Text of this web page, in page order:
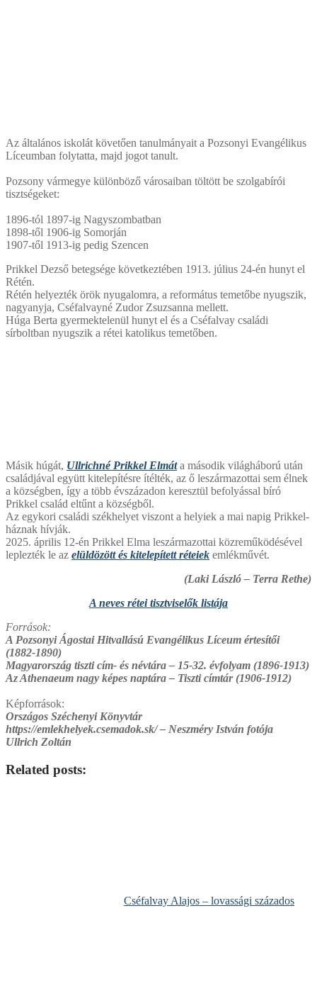
Az általános iskolát követően tanulmányait a Pozsonyi Evangélikus
Líceumban folytatta, majd jogot tanult.
Pozsony vármegye különböző városaiban töltött be szolgabírói
tisztségeket:
1896-tól 1897-ig Nagyszombatban
1898-től 1906-ig Somorján
1907-től 1913-ig pedig Szencen
Prikkel Dezső betegsége következtében 1913. július 24-én hunyt el
Rétén.
Rétén helyezték örök nyugalomra, a református temetőbe nyugszik,
nagyanyja, Cséfalvayné Zudor Zsuzsanna mellett.
Húga Berta gyermektelenül hunyt el és a Cséfalvay családi
sírboltban nyugszik a rétei katolikus temetőben.
Másik húgát, Ullrichné Prikkel Elmáta második világháború után
családjával együtt kitelepítésre ítélték, az ő leszármazottai sem élnek
a községben, így a több évszázadon keresztül befolyással bíró
Prikkel család eltűnt a községből.
Az egykori családi székhelyet viszont a helyiek a mai napig Prikkel-
háznak hívják.
2025. április 12-én Prikkel Elma leszármazottai közreműködésével
leplezték le az elüldözött és kitelepített réteiek emlékművét.
(Laki László – Terra Rethe)
A neves rétei tisztviselők listája
Források:
A Pozsonyi Ágostai Hitvallású Evangélikus Líceum értesítői
(1882-1890)
Magyarország tiszti cím- és névtára – 15-32. évfolyam (1896-1913)
Az Athenaeum nagy képes naptára – Tiszti címtár (1906-1912)
Képforrások:
Országos Széchenyi Könyvtár
https://emlekhelyek.csemadok.sk/ – Neszméry István fotója
Ullrich Zoltán
Related posts:
Cséfalvay Alajos – lovassági százados